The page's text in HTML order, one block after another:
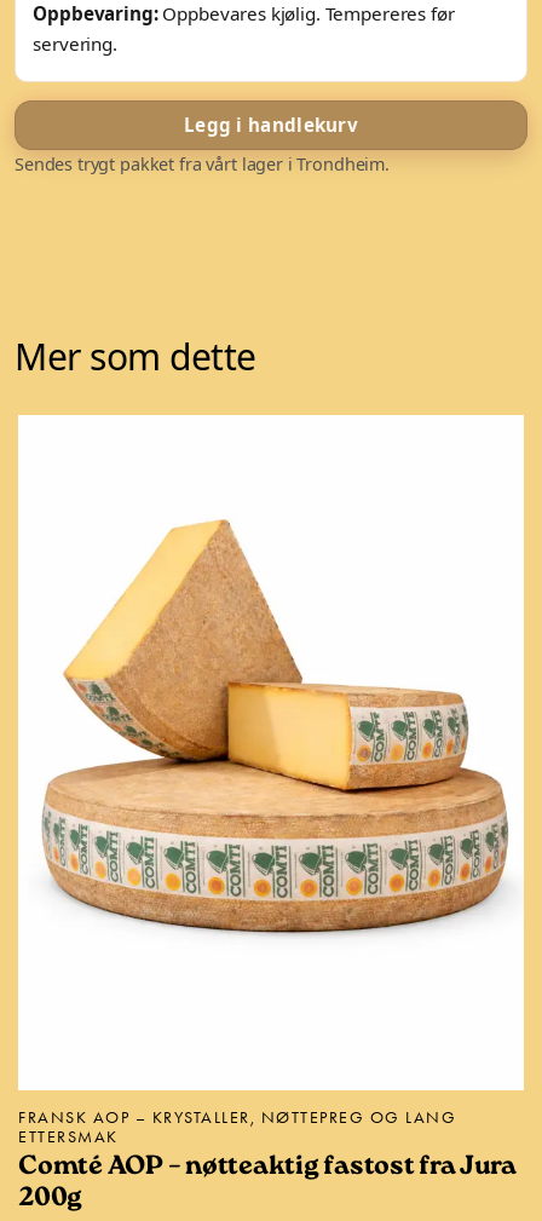
Oppbevaring:Oppbevares kjølig. Tempereres før
servering.
Legg i handlekurv
Sendes trygt pakket fra vårt lager i Trondheim.
Mer som dette
FRANSK AOP – KRYSTALLER, NØTTEPREG OG LANG
ETTERSMAK
Comté AOP – nøtteaktig fastost fra Jura
200g